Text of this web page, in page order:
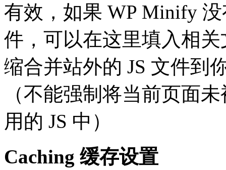
有效，如果 WP Minify
件，可以在这里填入相
缩合并站外的 JS 文件到
（不能强制将当前页面
用的 JS 中）
Caching 缓存设置